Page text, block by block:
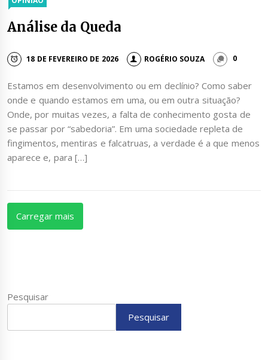
Análise da Queda
18 DE FEVEREIRO DE 2026 ROGÉRIO SOUZA 0
Estamos em desenvolvimento ou em declínio? Como saber
onde e quando estamos em uma, ou em outra situação?
Onde, por muitas vezes, a falta de conhecimento gosta de
se passar por “sabedoria”. Em uma sociedade repleta de
fingimentos, mentiras e falcatruas, a verdade é a que menos
aparece e, para […]
Carregar mais
Pesquisar
Pesquisar